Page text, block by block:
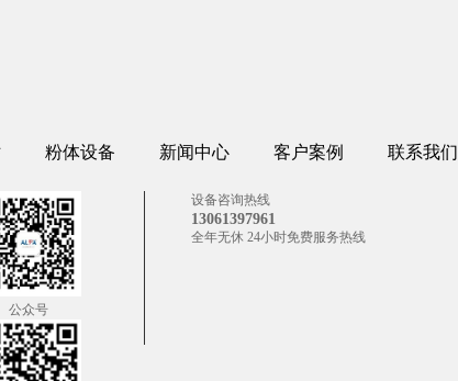
粉体设备 新闻中心 客户案例 联系我们
设备咨询热线
13061397961
全年无休 24小时免费服务热线
公众号